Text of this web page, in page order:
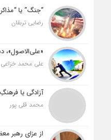
“جنگ” یا
رضایی تربقان
«علی‌الاصول»،
علی محمد خزاعی
آزادگی یا
محمد قلی پور
از عزای رهبر